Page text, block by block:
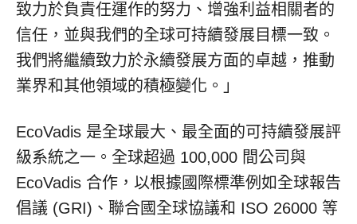
致力於負責任運作的努力、增強利益相關者的
信任，並與我們的全球可持續發展目標一致。
我們將繼續致力於永續發展方面的卓越，推動
業界和其他領域的積極變化。」
EcoVadis 是全球最大、最全面的可持續發展評
級系統之一。全球超過 100,000 間公司與
EcoVadis 合作，以根據國際標準例如全球報告
倡議 (GRI)、聯合國全球協議和 ISO 26000 等